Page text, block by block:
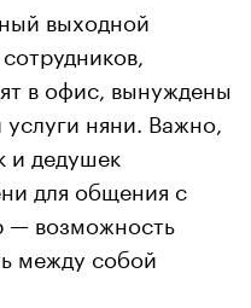
выходной
в офис, вынуждены
няни. Важно,
и дедушек
для общения с
— возможность
между собой